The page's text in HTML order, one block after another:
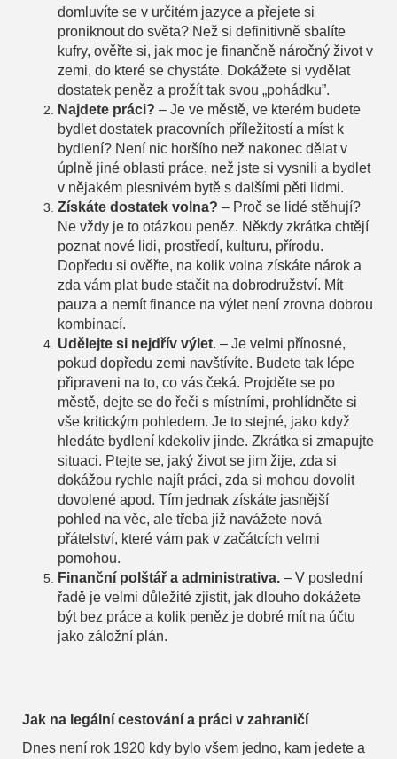
domluvíte se v určitém jazyce a přejete si
proniknout do světa? Než si definitivně sbalíte
kufry, ověřte si, jak moc je finančně náročný život v
zemi, do které se chystáte. Dokážete si vydělat
dostatek peněz a prožít tak svou „pohádku”.
Najdete práci? – Je ve městě, ve kterém budete
bydlet dostatek pracovních příležitostí a míst k
bydlení? Není nic horšího než nakonec dělat v
úplně jiné oblasti práce, než jste si vysnili a bydlet
v nějakém plesnivém bytě s dalšími pěti lidmi.
Získáte dostatek volna? – Proč se lidé stěhují?
Ne vždy je to otázkou peněz. Někdy zkrátka chtějí
poznat nové lidi, prostředí, kulturu, přírodu.
Dopředu si ověřte, na kolik volna získáte nárok a
zda vám plat bude stačit na dobrodružství. Mít
pauza a nemít finance na výlet není zrovna dobrou
kombinací.
Udělejte si nejdřív výlet. – Je velmi přínosné,
pokud dopředu zemi navštívíte. Budete tak lépe
připraveni na to, co vás čeká. Projděte se po
městě, dejte se do řeči s místními, prohlídněte si
vše kritickým pohledem. Je to stejné, jako když
hledáte bydlení kdekoliv jinde. Zkrátka si zmapujte
situaci. Ptejte se, jaký život se jim žije, zda si
dokážou rychle najít práci, zda si mohou dovolit
dovolené apod. Tím jednak získáte jasnější
pohled na věc, ale třeba již navážete nová
přátelství, které vám pak v začátcích velmi
pomohou.
Finanční polštář a administrativa. – V poslední
řadě je velmi důležité zjistit, jak dlouho dokážete
být bez práce a kolik peněz je dobré mít na účtu
jako záložní plán.
Jak na legální cestování a práci v zahraničí
Dnes není rok 1920 kdy bylo všem jedno, kam jedete a